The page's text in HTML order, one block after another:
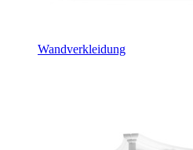
Wandverkleidung